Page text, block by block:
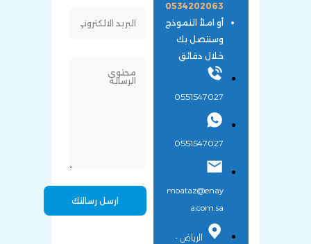
0534202063
أو املأ النموذج
وسنتصل بك
خلال دقائق
0551547027
0551547027
moataz@enay
a.com.sa
الرياض -